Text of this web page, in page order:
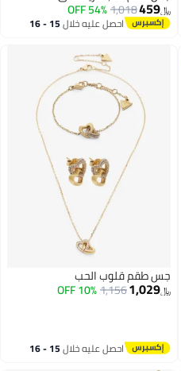
﷼‏459
1,018
54% OFF
احصل عليه خلال 15 - 16
جس طقم قلوب الحب
﷼‏1,029
1,156
10% OFF
احصل عليه خلال 15 - 16
اغسطس